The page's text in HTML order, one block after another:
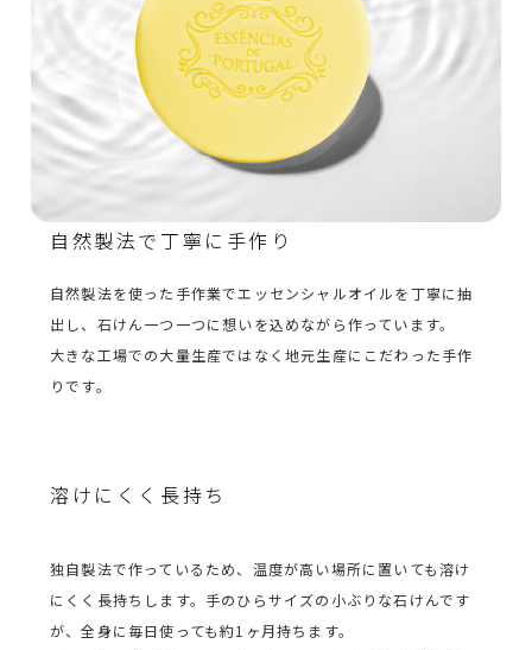
自然製法で丁寧に手作り
自然製法を使った手作業でエッセンシャルオイルを丁寧に抽
出し、石けん一つ一つに想いを込めながら作っています。
大きな工場での大量生産ではなく地元生産にこだわった手作
りです。
溶けにくく長持ち
独自製法で作っているため、温度が高い場所に置いても溶け
にくく長持ちします。手のひらサイズの小ぶりな石けんです
が、全身に毎日使っても約1ヶ月持ちます。